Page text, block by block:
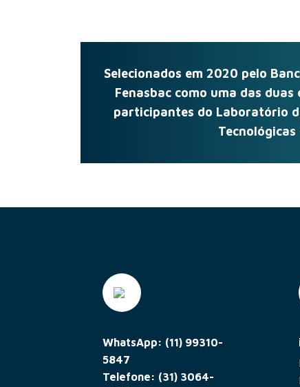
Selecionados em 2020 pelo
Fenasbac como uma das duas
participantes do Laboratório
Tecnológicas
WhatsApp: (11) 99310-
5847
Telefone: (31) 3064-